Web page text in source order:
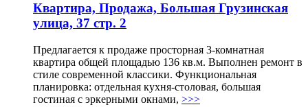
Квартира, Продажа, Большая Грузинская
улица, 37 стр. 2
Предлагается к продаже просторная 3-комнатная
квартира общей площадью 136 кв.м. Выполнен ремонт в
стиле современной классики. Функциональная
планировка: отдельная кухня-столовая, большая
гостиная с эркерными окнами, >>>